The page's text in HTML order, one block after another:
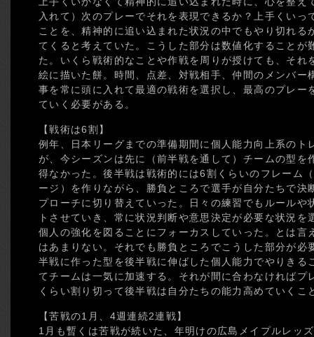
入れて）次のプレーでそれを表現できるか？上手くいっ
ことを、精神的に追い込まれた状況の中でもやり切れる
てくると考えていた。こうした部分は数値化することが
た。いくら戦術的なことや作戦を周りが授けても、それ
絵に描いた餅。時間、点差、対戦相手、仲間のメンバー
事を常に頭に入れて最適の戦術を選択し、最高のプレー
ていく必要がある。
【戦術は6割】
例年、日本リーグまでの準備期間に個人能力向上系のト
が、今シーズンは先に（前半戦を通して）チームの型を
得なかった。後半戦は戦術的には6割くらいのフレーム
ージ）を作りながら、勝負ところで選手が自分たちで決
プローチに切り替えていった。日々の練習でもルールや
トさせていき、常に状況判断や意思決定が必要な状況
個人の強化を図ることにフォーカスしていった。とは言
はあまりない。それでも勝負ところでこうした部分が必
半戦に作った型を後半戦に伸ばした個人能力でやりきる
てチームは一気に加速する。それが間に合わなければプ
くらい割り切って後半戦は自分たちの能力高めていくこ
【苦戦の1月、4週連続2連戦】
1月も暫くは苦戦が続いた、年明けの広島メイプルレッ